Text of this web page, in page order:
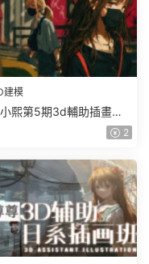
建模
熙第5期3d輔助插畫班
年【畫質不錯有大部分素
2